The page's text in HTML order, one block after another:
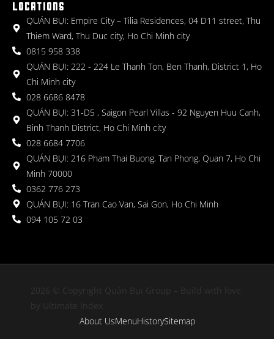
LOCATIONS
QUÁN BỤI: Empire City – Tilia Residences, 04 D11 street, Thu
Thiem Ward, Thu Duc city, Ho Chi Minh city
0815 958 338
QUÁN BỤI: 222 - 224 Le Thanh Ton, Ben Thanh, District 1, Ho
Chi Minh city
028 6686 8478
QUÁN BỤI: 31-D5 , Saigon Pearl Villas - 92 Nguyen Huu Canh,
Binh Thanh District, Ho Chi Minh city
028 6684 7706
QUÁN BỤI: 216 Pham Thai Buong, Tan Phong, Quan 7, Ho Chi
Minh 70000
0362 776 273
QUÁN BỤI: 16 Tran Cao Van, Sai Gon, Ho Chi Minh
094 105 72 03
2026 © Copyright Quán Bụi Group – Build with love
by Ultimate Index
About UsMenuHistorySitemap